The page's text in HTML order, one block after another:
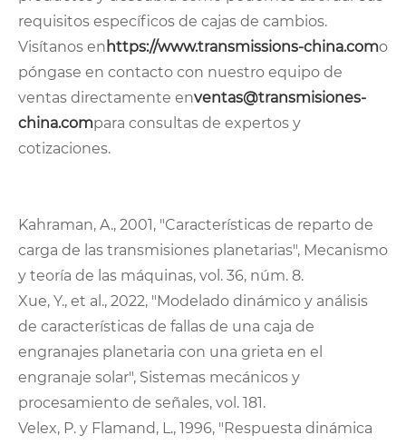
requisitos específicos de cajas de cambios.
Visítanos en https://www.transmissions-china.como
póngase en contacto con nuestro equipo de
ventas directamente enventas@transmisiones-
china.compara consultas de expertos y
cotizaciones.
Kahraman, A., 2001, "Características de reparto de
carga de las transmisiones planetarias", Mecanismo
y teoría de las máquinas, vol. 36, núm. 8.
Xue, Y., et al., 2022, "Modelado dinámico y análisis
de características de fallas de una caja de
engranajes planetaria con una grieta en el
engranaje solar", Sistemas mecánicos y
procesamiento de señales, vol. 181.
Velex, P. y Flamand, L., 1996, "Respuesta dinámica